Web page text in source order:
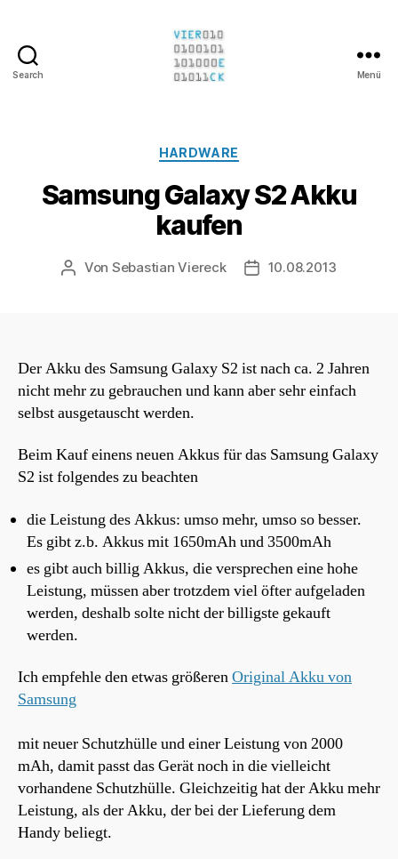
Search Menü
Kategorien
HARDWARE
Samsung Galaxy S2 Akku
kaufen
Beitragsautor
Von Sebastian Viereck Beitragsdatum
10.08.2013
Der Akku des Samsung Galaxy S2 ist nach ca. 2 Jahren
nicht mehr zu gebrauchen und kann aber sehr einfach
selbst ausgetauscht werden.
Beim Kauf einens neuen Akkus für das Samsung Galaxy
S2 ist folgendes zu beachten
die Leistung des Akkus: umso mehr, umso so besser.
Es gibt z.b. Akkus mit 1650mAh und 3500mAh
es gibt auch billig Akkus, die versprechen eine hohe
Leistung, müssen aber trotzdem viel öfter aufgeladen
werden, deshalb solte nicht der billigste gekauft
werden.
Ich empfehle den etwas größerenOriginal Akku von
Samsung
mit neuer Schutzhülle und einer Leistung von 2000
mAh, damit passt das Gerät noch in die vielleicht
vorhandene Schutzhülle. Gleichzeitig hat der Akku mehr
Leistung, als der Akku, der bei der Lieferung dem
Handy beliegt.